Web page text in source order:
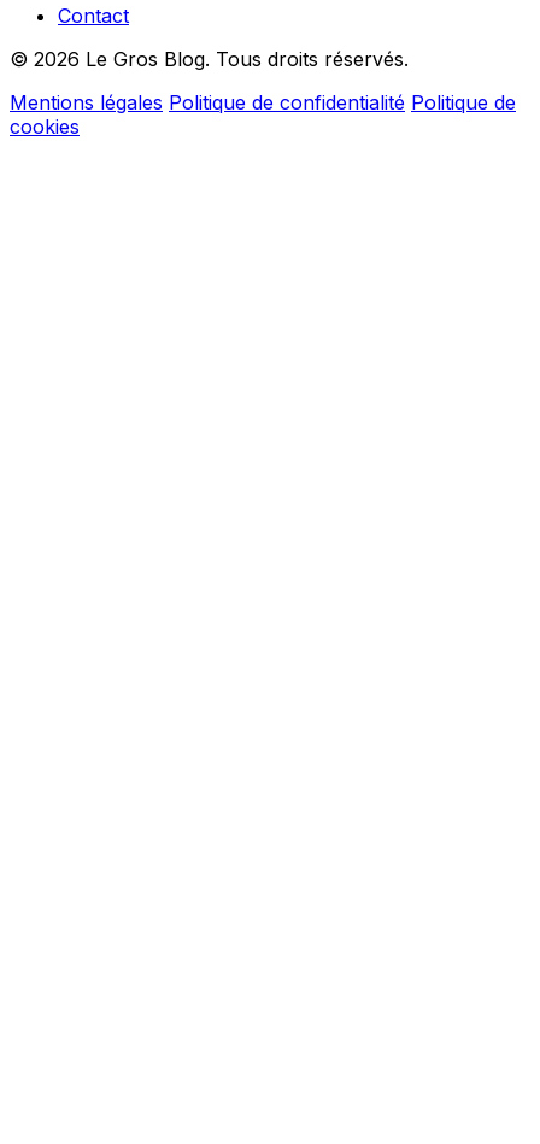
Contact
© 2026 Le Gros Blog. Tous droits réservés.
Mentions légales Politique de confidentialité Politique de
cookies